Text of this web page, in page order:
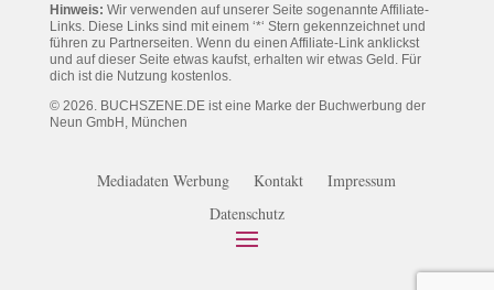
Hinweis: Wir verwenden auf unserer Seite sogenannte Affiliate-
Links. Diese Links sind mit einem ‘*‘ Stern gekennzeichnet und
führen zu Partnerseiten. Wenn du einen Affiliate-Link anklickst
und auf dieser Seite etwas kaufst, erhalten wir etwas Geld. Für
dich ist die Nutzung kostenlos.
© 2026. BUCHSZENE.DE ist eine Marke der Buchwerbung der
Neun GmbH, München
Mediadaten Werbung Kontakt
Impressum
Datenschutz